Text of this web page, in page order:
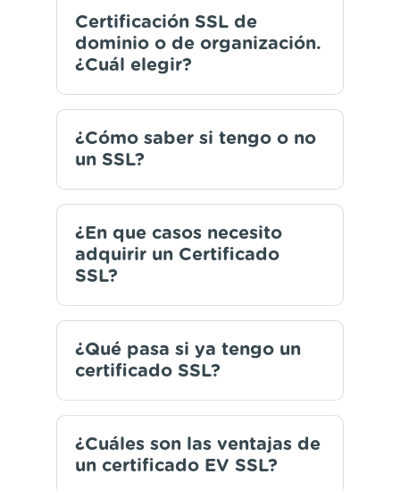
Certificación SSL de
dominio o de organización.
¿Cuál elegir?
¿Cómo saber si tengo o no
un SSL?
¿En que casos necesito
adquirir un Certificado
SSL?
¿Qué pasa si ya tengo un
certificado SSL?
¿Cuáles son las ventajas de
un certificado EV SSL?